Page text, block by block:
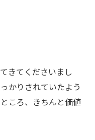
きてくださいまし
かりされていたよう
ころ、きちんと価値